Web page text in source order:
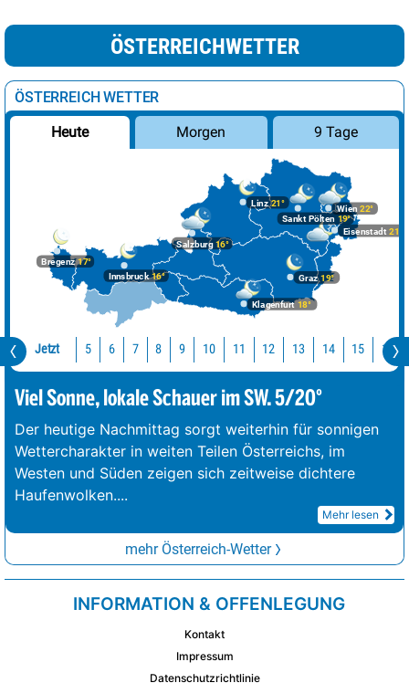
ÖSTERREICHWETTER
ÖSTERREICH WETTER
Heute Morgen 9 Tage
Bregenz17°
Graz19°
Innsbruck16°
Klagenfurt 18°
Linz21°
Salzburg16°
Wien 22°
Eisenstadt 21°
Sankt Pölten 19°
Jetzt 5 6 7 8 9 10 11 12 13 14 15 16
Viel Sonne, lokale Schauer im SW. 5/20°
Der heutige Nachmittag sorgt weiterhin für sonnigen
Wettercharakter in weiten Teilen Österreichs, im
Westen und Süden zeigen sich zeitweise dichtere
Haufenwolken....
Mehr lesen
mehr Österreich-Wetter
INFORMATION & OFFENLEGUNG
Kontakt
Impressum
Datenschutzrichtlinie